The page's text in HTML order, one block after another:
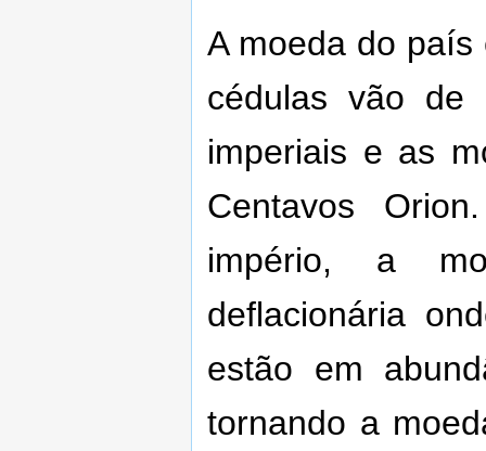
A moeda do
cédulas vão de
imperiais e as
Centavos
império, a
deflacionária
estão em
tornando a